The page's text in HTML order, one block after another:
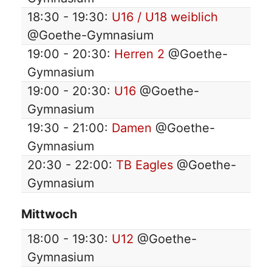
18:30 - 19:30: U16 / U18 weiblich
@Goethe-Gymnasium
19:00 - 20:30: Herren 2 @Goethe-
Gymnasium
19:00 - 20:30: U16 @Goethe-
Gymnasium
19:30 - 21:00: Damen @Goethe-
Gymnasium
20:30 - 22:00: TB Eagles @Goethe-
Gymnasium
Mittwoch
18:00 - 19:30: U12 @Goethe-
Gymnasium